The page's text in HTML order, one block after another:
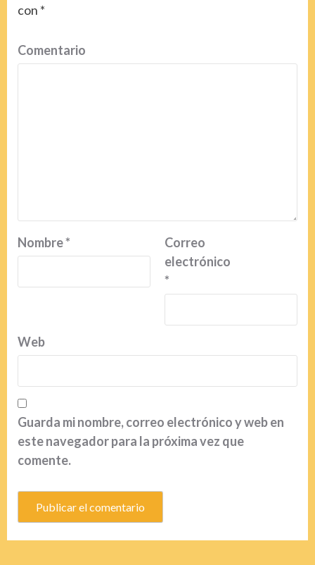
con *
Comentario
Nombre*
Correo
electrónico
*
Web
Guarda mi nombre, correo electrónico y web en
este navegador para la próxima vez que
comente.